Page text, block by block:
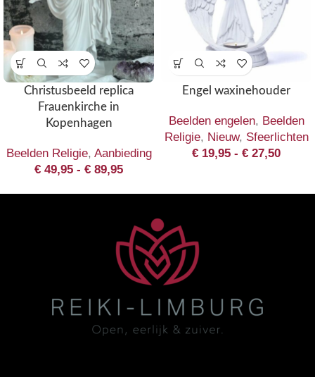
Christusbeeld replica
Frauenkirche in
Kopenhagen
Beelden Religie, Aanbieding
€ 49,95 - € 89,95
Engel waxinehouder
Beelden engelen, Beelden
Religie, Nieuw, Sfeerlichten
€ 19,95 - € 27,50